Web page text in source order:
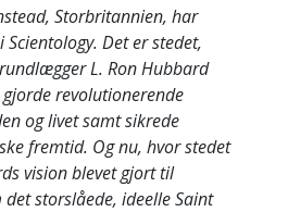
Storbritannien, har
Det er stedet,
L. Ron Hubbard
revolutionerende
og livet samt sikrede
fremtid. Og nu, hvor stedet
vision blevet gjort til
storslåede, ideelle Saint